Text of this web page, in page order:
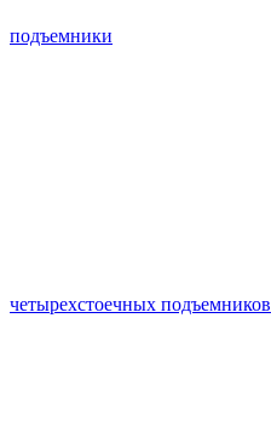
подъемники
четырехстоечных подъемников